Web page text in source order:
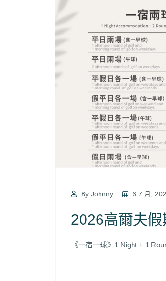
By Johnny 6 7 月,
2026高
《一宿一球》1 Night + 1